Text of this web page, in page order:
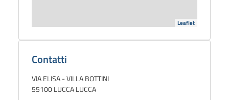
Leaflet
Dettagli
biblioteca
Contatti
VIA ELISA - VILLA BOTTINI
55100 LUCCA LUCCA